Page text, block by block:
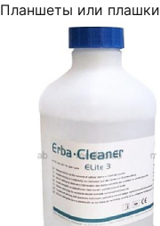
Планшеты или плашки